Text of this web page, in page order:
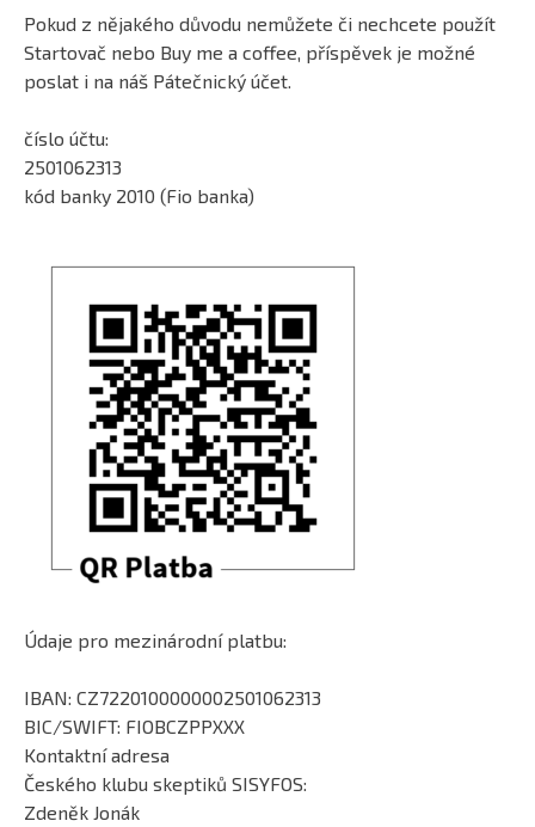
Pokud z nějakého důvodu nemůžete či nechcete použít
Startovač nebo Buy me a coffee, příspěvek je možné
poslat i na náš Pátečnický účet.
číslo účtu:
2501062313
kód banky 2010 (Fio banka)
Údaje pro mezinárodní platbu:
IBAN: CZ7220100000002501062313
BIC/SWIFT: FIOBCZPPXXX
Kontaktní adresa
Českého klubu skeptiků SISYFOS:
Zdeněk Jonák